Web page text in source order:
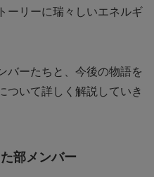
ーリーに瑞々しいエネルギ
バーたちと、今後の物語を
ついて詳しく解説していき
部メンバー